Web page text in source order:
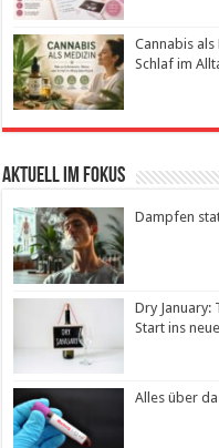
Cannabis als
Schlaf im
Aktuell im Fokus
Dampfen
Dry
Start ins
Alles über